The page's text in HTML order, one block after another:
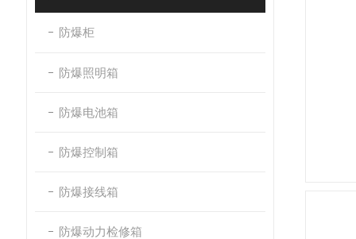
防爆柜
防爆照明箱
防爆电池箱
防爆控制箱
防爆接线箱
防爆动力检修箱